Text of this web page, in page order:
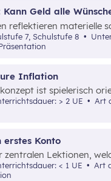
Kann Geld alle
reflektieren materielle
und analysieren
Schulstufe 6, Schulstufe 7, Schulstufe 8
Inflation
ist spielerisch
zur Inflation
> 2 UE
erstes Konto
zentralen Lektionen,
Inhalte zu
vermittelt.
< 1 UE
Art des Materials: Lernpaket, Interaktives Material, Video,